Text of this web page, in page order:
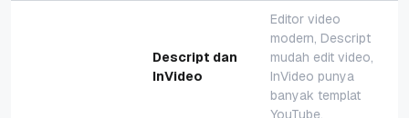
Descript dan
InVideo
Editor video
modern, Descript
mudah edit video,
InVideo punya
banyak templat